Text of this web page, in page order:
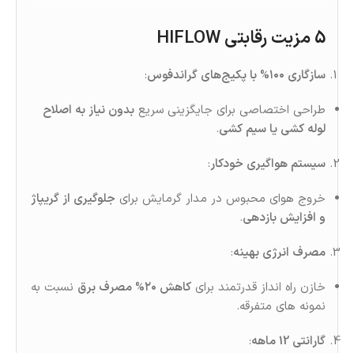
5 مزیت رقابتی HIFLOW
سازگاری ۱۰۰% با پکیج‌های گراندفوس
:
طراحی اختصاصی برای جایگزینی سریع بدون نیاز به اصلاح
لوله‌ کشی یا سیم‌ کشی.
سیستم هواگیری خودکار:
خروج هوای محبوس در مدار گرمایش برای جلوگیری از گریپاژ
و افزایش بازدهی.
مصرف انرژی بهینه:
خازن راه‌ انداز قدرتمند برای کاهش ۲۰% مصرف برق
نسبت به
نمونه‌ های متفرقه.
گارانتی 12 ماهه
: